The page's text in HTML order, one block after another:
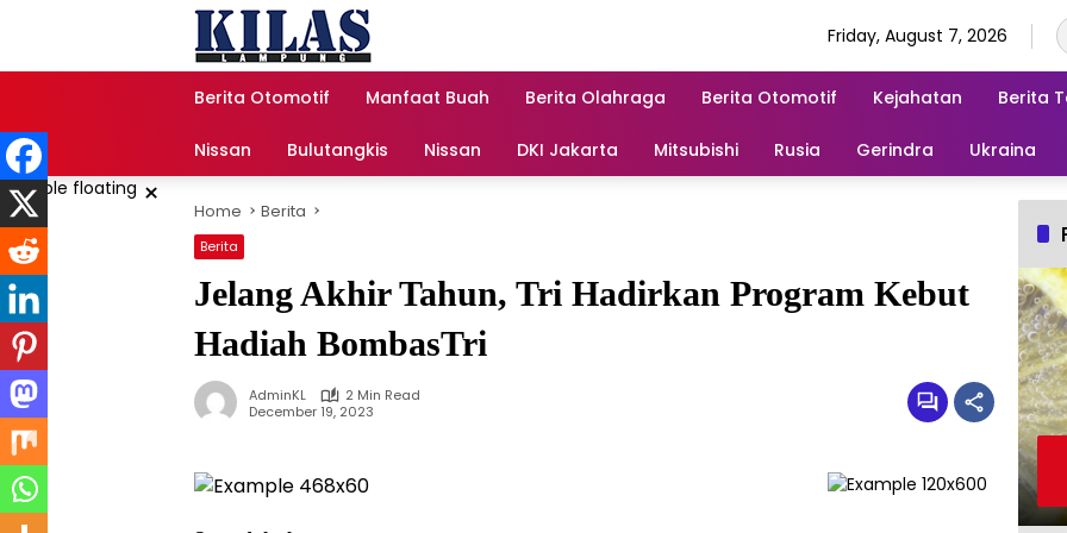
Friday, August 7, 2026
Berita Otomotif Manfaat Buah Berita Olahraga Berita Otomotif Kejahatan Berita
Nissan Bulutangkis Nissan DKI Jakarta Mitsubishi Rusia Gerindra Ukraina
× Home Berita
Berita
Jelang Akhir Tahun, Tri Hadirkan Program Kebut
Hadiah BombasTri
AdminKL
2 Min Read
December 19, 2023